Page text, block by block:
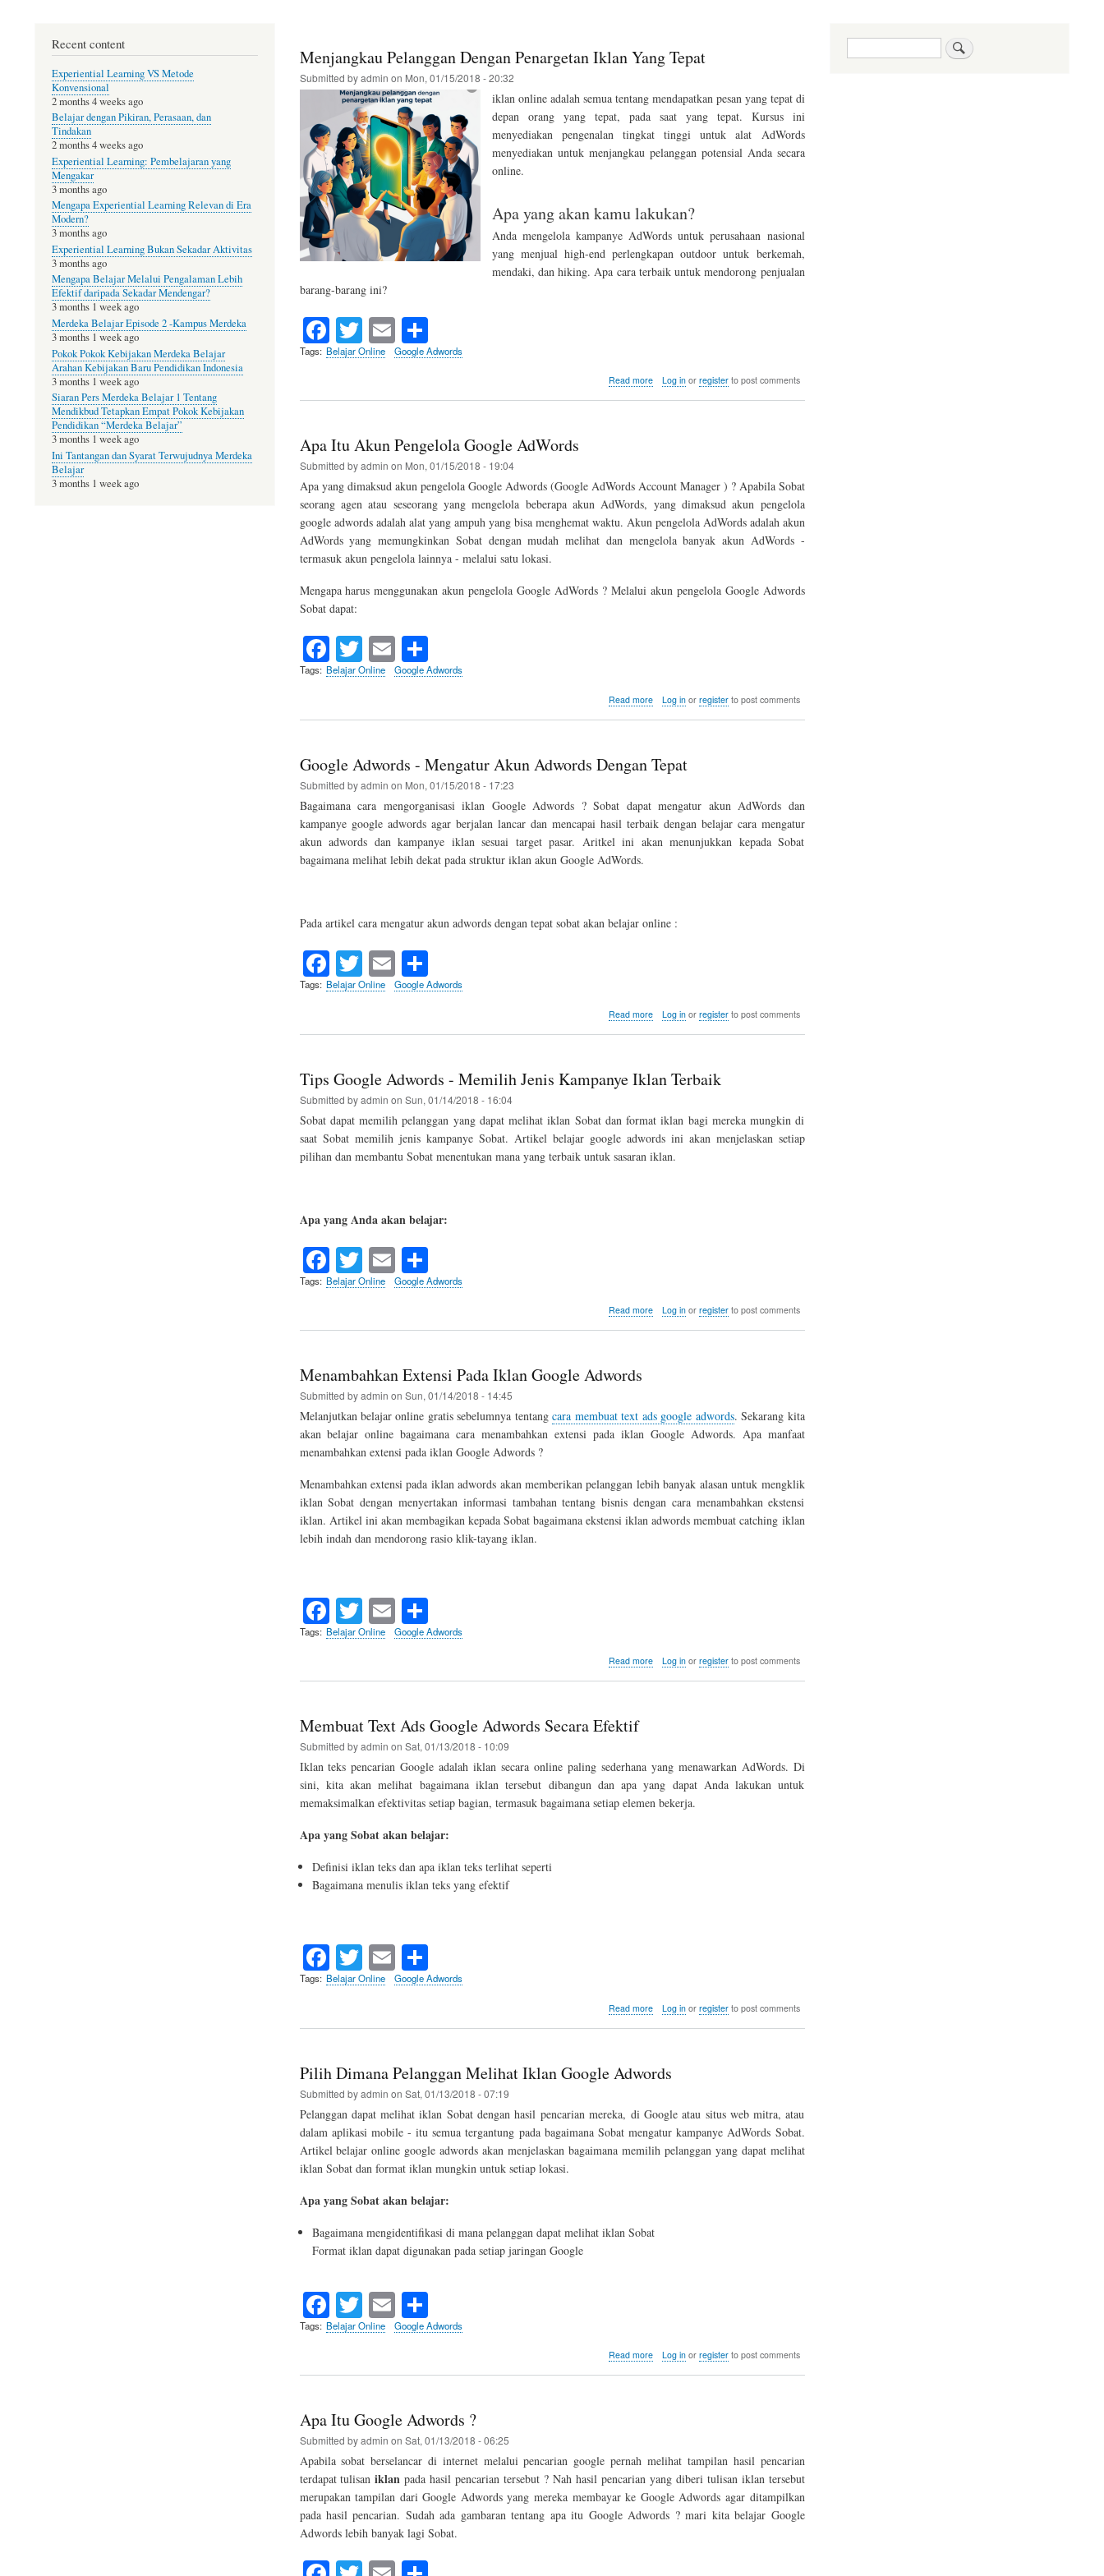
Gratis
Menjangkau Pelanggan Dengan Penargetan Iklan Yang Tepat
Submitted byadmin on Mon, 01/15/2018 - 20:32
iklan online adalah semua tentang mendapatkan pesan yang tepat di
depan orang yang tepat, pada saat yang tepat. Kursus ini
menyediakan pengenalan tingkat tinggi untuk alat AdWords
menyediakan untuk menjangkau pelanggan potensial Anda secara
online.
Apa yang akan kamu lakukan?
Anda mengelola kampanye AdWords untuk perusahaan nasional
yang menjual high-end perlengkapan outdoor untuk berkemah,
mendaki, dan hiking. Apa cara terbaik untuk mendorong penjualan
barang-barang ini?
Fa
ce
ok
T
wi
r
E
m
S
ha
Tags Belajar Online Google Adwords
Read more about
Log in orregister to post comments
Apa Itu Akun Pengelola Google AdWords
Submitted byadmin on Mon, 01/15/2018 - 19:04
Apa yang dimaksud akun pengelola Google Adwords (Google AdWords Account Manager ) ? Apabila Sobat
seorang agen atau seseorang yang mengelola beberapa akun AdWords, yang dimaksud akun pengelola
google adwords adalah alat yang ampuh yang bisa menghemat waktu. Akun pengelola AdWords adalah akun
AdWords yang memungkinkan Sobat dengan mudah melihat dan mengelola banyak akun AdWords -
termasuk akun pengelola lainnya - melalui satu lokasi.
Mengapa harus menggunakan akun pengelola Google AdWords ? Melalui akun pengelola Google Adwords
Sobat dapat:
Fa
ce
ok
T
wi
r
E
m
S
ha
Tags Belajar Online Google Adwords
Read more about
Google
Log in orregister to post comments
Google Adwords - Mengatur Akun Adwords Dengan Tepat
Submitted byadmin on Mon, 01/15/2018 - 17:23
Bagaimana cara mengorganisasi iklan Google Adwords ? Sobat dapat mengatur akun AdWords dan
kampanye google adwords agar berjalan lancar dan mencapai hasil terbaik dengan belajar cara mengatur
akun adwords dan kampanye iklan sesuai target pasar. Aritkel ini akan menunjukkan kepada Sobat
bagaimana melihat lebih dekat pada struktur iklan akun Google AdWords.
Pada artikel cara mengatur akun adwords dengan tepat sobat akan belajar online :
Fa
ce
ok
T
wi
r
E
m
S
ha
Tags Belajar Online Google Adwords
Read more about
Akun
Tepat
Log in orregister to post comments
Tips Google Adwords - Memilih Jenis Kampanye Iklan Terbaik
Submitted byadmin on Sun, 01/14/2018 - 16:04
Sobat dapat memilih pelanggan yang dapat melihat iklan Sobat dan format iklan bagi mereka mungkin di
saat Sobat memilih jenis kampanye Sobat. Artikel belajar google adwords ini akan menjelaskan setiap
pilihan dan membantu Sobat menentukan mana yang terbaik untuk sasaran iklan.
Apa yang Anda akan belajar:
Fa
ce
ok
T
wi
r
E
m
S
ha
Tags Belajar Online Google Adwords
Read more about
Iklan
Terbaik
Log in orregister to post comments
Menambahkan Extensi Pada Iklan Google Adwords
Submitted byadmin on Sun, 01/14/2018 - 14:45
Melanjutkan belajar online gratis sebelumnya tentangcara membuat text ads google adwords. Sekarang kita
akan belajar online bagaimana cara menambahkan extensi pada iklan Google Adwords. Apa manfaat
menambahkan extensi pada iklan Google Adwords ?
Menambahkan extensi pada iklan adwords akan memberikan pelanggan lebih banyak alasan untuk mengklik
iklan Sobat dengan menyertakan informasi tambahan tentang bisnis dengan cara menambahkan ekstensi
iklan. Artikel ini akan membagikan kepada Sobat bagaimana ekstensi iklan adwords membuat catching iklan
lebih indah dan mendorong rasio klik-tayang iklan.
Fa
ce
ok
T
wi
r
E
m
S
ha
Tags Belajar Online Google Adwords
Read more about
Log in orregister to post comments
Membuat Text Ads Google Adwords Secara Efektif
Submitted byadmin on Sat, 01/13/2018 - 10:09
Iklan teks pencarian Google adalah iklan secara online paling sederhana yang menawarkan AdWords. Di
sini, kita akan melihat bagaimana iklan tersebut dibangun dan apa yang dapat Anda lakukan untuk
memaksimalkan efektivitas setiap bagian, termasuk bagaimana setiap elemen bekerja.
Apa yang Sobat akan belajar:
Definisi iklan teks dan apa iklan teks terlihat seperti
Bagaimana menulis iklan teks yang efektif
Fa
ce
ok
T
wi
r
E
m
S
ha
Tags Belajar Online Google Adwords
Read more about
Adwords
Log in orregister to post comments
Pilih Dimana Pelanggan Melihat Iklan Google Adwords
Submitted byadmin on Sat, 01/13/2018 - 07:19
Pelanggan dapat melihat iklan Sobat dengan hasil pencarian mereka, di Google atau situs web mitra, atau
dalam aplikasi mobile - itu semua tergantung pada bagaimana Sobat mengatur kampanye AdWords Sobat.
Artikel belajar online google adwords akan menjelaskan bagaimana memilih pelanggan yang dapat melihat
iklan Sobat dan format iklan mungkin untuk setiap lokasi.
Apa yang Sobat akan belajar:
Bagaimana mengidentifikasi di mana pelanggan dapat melihat iklan Sobat
Format iklan dapat digunakan pada setiap jaringan Google
Fa
ce
ok
T
wi
r
E
m
S
ha
Tags Belajar Online Google Adwords
Read more about
Log in orregister to post comments
Apa Itu Google Adwords ?
Submitted byadmin on Sat, 01/13/2018 - 06:25
Apabila sobat berselancar di internet melalui pencarian google pernah melihat tampilan hasil pencarian
terdapat tulisaniklanpada hasil pencarian tersebut ? Nah hasil pencarian yang diberi tulisan iklan tersebut
merupakan tampilan dari Google Adwords yang mereka membayar ke Google Adwords agar ditampilkan
pada hasil pencarian. Sudah ada gambaran tentang apa itu Google Adwords ? mari kita belajar Google
Adwords lebih banyak lagi Sobat.
Recent content
Experiential Learning VS Metode
Konvensional
2 months 4 weeks ago
Belajar dengan Pikiran, Perasaan, dan
Tindakan
2 months 4 weeks ago
Experiential Learning: Pembelajaran yang
Mengakar
3 months ago
Mengapa Experiential Learning Relevan di Era
Modern?
3 months ago
Experiential Learning Bukan Sekadar Aktivitas
3 months ago
Mengapa Belajar Melalui Pengalaman Lebih
Efektif daripada Sekadar Mendengar?
3 months 1 week ago
Merdeka Belajar Episode 2 -Kampus Merdeka
3 months 1 week ago
Pokok Pokok Kebijakan Merdeka Belajar
Arahan Kebijakan Baru Pendidikan Indonesia
3 months 1 week ago
Siaran Pers Merdeka Belajar 1 Tentang
Mendikbud Tetapkan Empat Pokok Kebijakan
Pendidikan “Merdeka Belajar”
3 months 1 week ago
Ini Tantangan dan Syarat Terwujudnya Merdeka
Belajar
3 months 1 week ago
Search